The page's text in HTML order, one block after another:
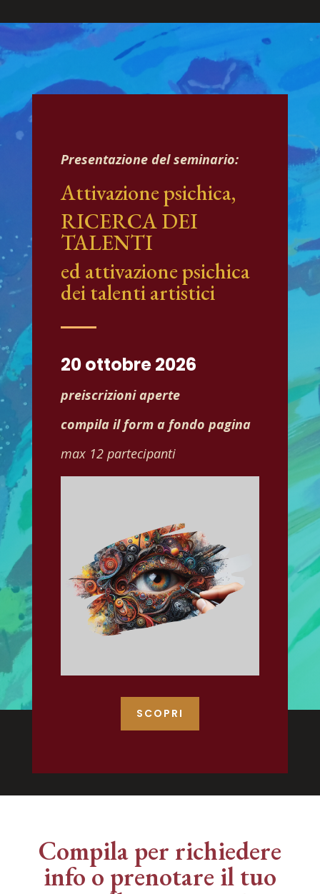
Presentazione del seminario:
Attivazione psichica,
RICERCA DEI
TALENTI
ed attivazione psichica
dei talenti artistici
20 ottobre 2026
preiscrizioni aperte
compila il form a fondo pagina
max 12 partecipanti
SCOPRI
Compila per richiedere
info o prenotare il tuo